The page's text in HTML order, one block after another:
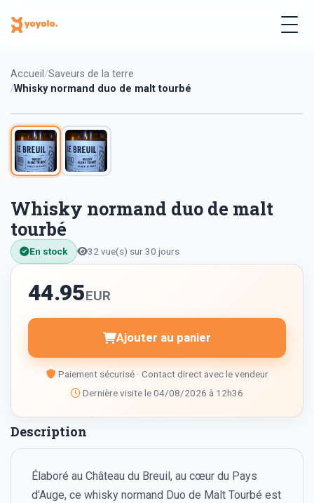
Accueil Saveurs de la terre
Whisky normand duo de malt tourbé
Whisky normand duo de malt
tourbé
En stock 32 vue(s) sur 30 jours
44.95EUR
Ajouter au panier
Paiement sécurisé · Contact direct avec le vendeur
Dernière visite le 04/08/2026 à 12h36
Description
Élaboré au Château du Breuil, au cœur du Pays
d'Auge, ce whisky normand Duo de Malt Tourbé est